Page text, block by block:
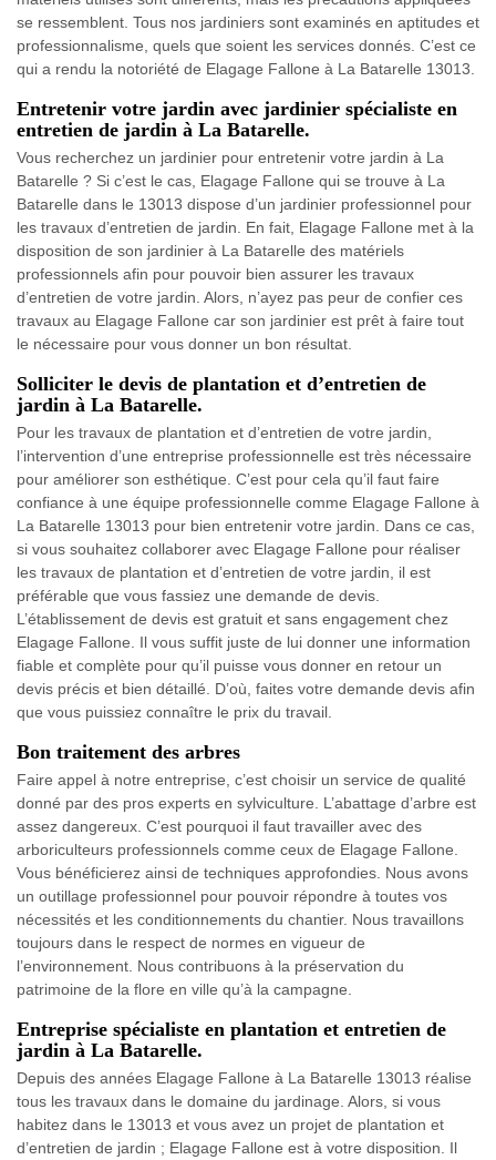
se ressemblent. Tous nos jardiniers sont examinés en aptitudes et
professionnalisme, quels que soient les services donnés. C’est ce
qui a rendu la notoriété de Elagage Fallone à La Batarelle 13013.
Entretenir votre jardin avec jardinier spécialiste en
entretien de jardin à La Batarelle.
Vous recherchez un jardinier pour entretenir votre jardin à La
Batarelle ? Si c’est le cas, Elagage Fallone qui se trouve à La
Batarelle dans le 13013 dispose d’un jardinier professionnel pour
les travaux d’entretien de jardin. En fait, Elagage Fallone met à la
disposition de son jardinier à La Batarelle des matériels
professionnels afin pour pouvoir bien assurer les travaux
d’entretien de votre jardin. Alors, n’ayez pas peur de confier ces
travaux au Elagage Fallone car son jardinier est prêt à faire tout
le nécessaire pour vous donner un bon résultat.
Solliciter le devis de plantation et d’entretien de
jardin à La Batarelle.
Pour les travaux de plantation et d’entretien de votre jardin,
l’intervention d’une entreprise professionnelle est très nécessaire
pour améliorer son esthétique. C’est pour cela qu’il faut faire
confiance à une équipe professionnelle comme Elagage Fallone à
La Batarelle 13013 pour bien entretenir votre jardin. Dans ce cas,
si vous souhaitez collaborer avec Elagage Fallone pour réaliser
les travaux de plantation et d’entretien de votre jardin, il est
préférable que vous fassiez une demande de devis.
L’établissement de devis est gratuit et sans engagement chez
Elagage Fallone. Il vous suffit juste de lui donner une information
fiable et complète pour qu’il puisse vous donner en retour un
devis précis et bien détaillé. D’où, faites votre demande devis afin
que vous puissiez connaître le prix du travail.
Bon traitement des arbres
Faire appel à notre entreprise, c’est choisir un service de qualité
donné par des pros experts en sylviculture. L’abattage d’arbre est
assez dangereux. C’est pourquoi il faut travailler avec des
arboriculteurs professionnels comme ceux de Elagage Fallone.
Vous bénéficierez ainsi de techniques approfondies. Nous avons
un outillage professionnel pour pouvoir répondre à toutes vos
nécessités et les conditionnements du chantier. Nous travaillons
toujours dans le respect de normes en vigueur de
l’environnement. Nous contribuons à la préservation du
patrimoine de la flore en ville qu’à la campagne.
Entreprise spécialiste en plantation et entretien de
jardin à La Batarelle.
Depuis des années Elagage Fallone à La Batarelle 13013 réalise
tous les travaux dans le domaine du jardinage. Alors, si vous
habitez dans le 13013 et vous avez un projet de plantation et
d’entretien de jardin ; Elagage Fallone est à votre disposition. Il